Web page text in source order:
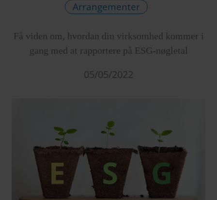
Arrangementer
Få viden om, hvordan din virksomhed kommer i
gang med at rapportere på ESG-nøgletal
05/05/2022